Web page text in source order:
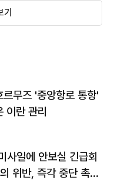
기
르무즈 '중앙항로 통항'
이란 관리
사일에 안보실 긴급회
위반, 즉각 중단 촉